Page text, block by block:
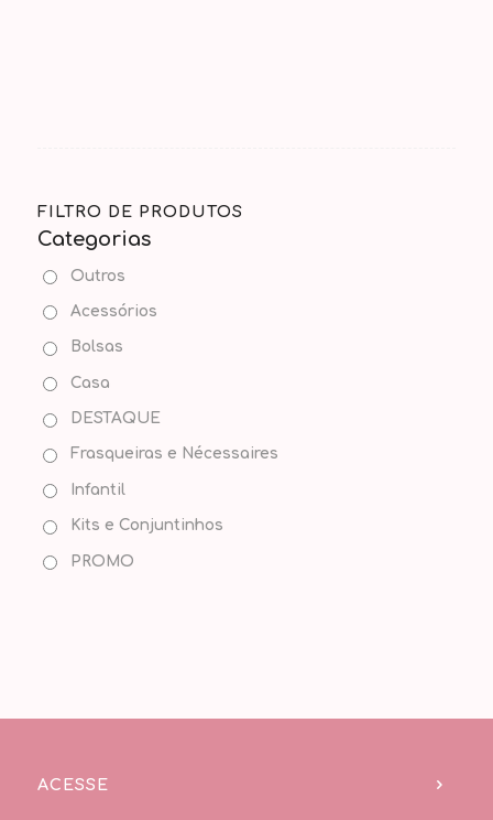
FILTRO DE PRODUTOS
Categorias
Outros
Acessórios
Bolsas
Casa
DESTAQUE
Frasqueiras e Nécessaires
Infantil
Kits e Conjuntinhos
PROMO
ACESSE